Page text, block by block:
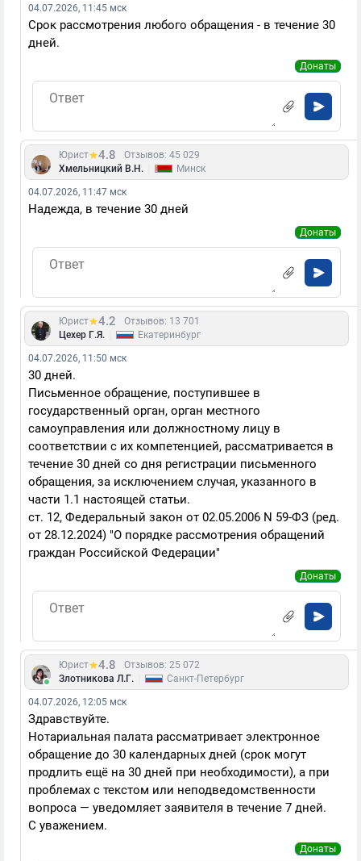
04.07.2026, 11:45 мск
Срок рассмотрения любого обращения - в течение 30
дней.
Донаты
Юрист 4.8
Отзывов: 45 029
Хмельницкий В.Н.
Минск
04.07.2026, 11:47 мск
Надежда, в течение 30 дней
Донаты
Юрист 4.2
Отзывов: 13 701
Цехер Г.Я.
Екатеринбург
04.07.2026, 11:50 мск
30 дней.
Письменное обращение, поступившее в
государственный орган, орган местного
самоуправления или должностному лицу в
соответствии с их компетенцией, рассматривается в
течение 30 дней со дня регистрации письменного
обращения, за исключением случая, указанного в
части 1.1 настоящей статьи.
ст. 12, Федеральный закон от 02.05.2006 N 59-ФЗ (ред.
от 28.12.2024) "О порядке рассмотрения обращений
граждан Российской Федерации"
Донаты
Юрист 4.8
Отзывов: 25 072
Злотникова Л.Г.
Санкт-Петербург
04.07.2026, 12:05 мск
Здравствуйте.
Нотариальная палата рассматривает электронное
обращение до 30 календарных дней (срок могут
продлить ещё на 30 дней при необходимости), а при
проблемах с текстом или неподведомственности
вопроса — уведомляет заявителя в течение 7 дней.
С уважением.
Донаты